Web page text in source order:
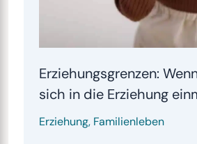
Erziehungsgrenzen:
sich in die Erziehung
Erziehung, Familienleben